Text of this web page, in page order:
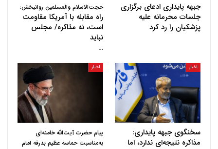
جبهه پایداری ادعای برگزاری
جلسات محرمانه علیه
پزشکیان را رد کرد
حجت‌الاسلام والمسلمین روانبخش:
راه مقابله با آمریکا مقاومت
است، نه مذاکره/ مجلس
نباید
…
اخبار
سخنگوی جبهه پایداری:
مذاکره نتیجه‌ای ندارد، اما
اخبار
پیام حضرت آیت‌الله خامنه‌ای
به‌مناسبت حماسه عظیم بدرقه امام